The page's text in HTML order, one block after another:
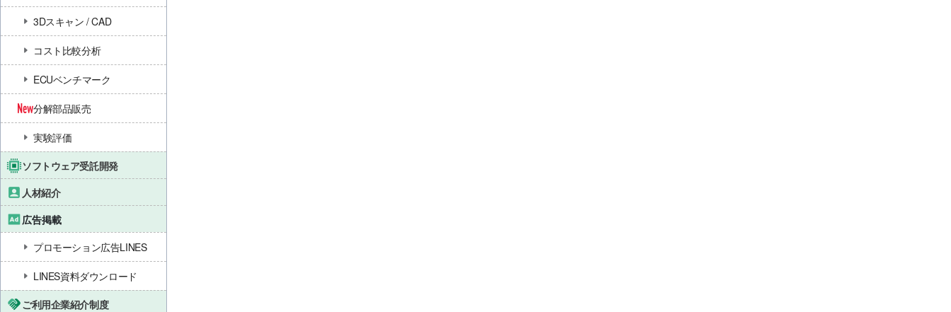
3Dスキャン / CAD
コスト比較分析
ECUベンチマーク
分解部品販売
実験評価
ソフトウェア受託開発
人材紹介
広告掲載
プロモーション広告LINES
LINES資料ダウンロード
ご利用企業紹介制度